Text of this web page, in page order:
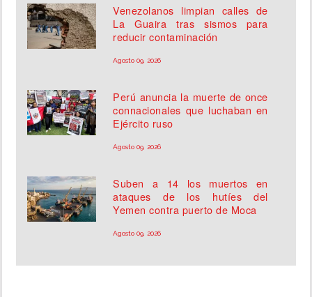
Venezolanos limpian calles de
La Guaira tras sismos para
reducir contaminación
Agosto 09, 2026
Perú anuncia la muerte de once
connacionales que luchaban en
Ejército ruso
Agosto 09, 2026
Suben a 14 los muertos en
ataques de los hutíes del
Yemen contra puerto de Moca
Agosto 09, 2026